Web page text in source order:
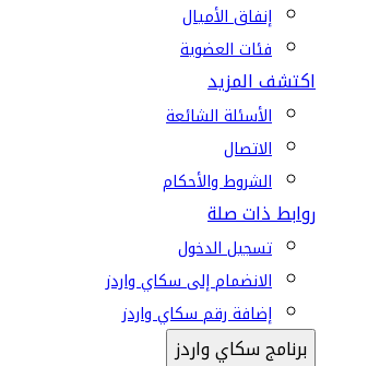
إنفاق الأميال
فئات العضوية
اكتشف المزيد
الأسئلة الشائعة
الاتصال
الشروط والأحكام
روابط ذات صلة
تسجيل الدخول
الانضمام إلى سكاي واردز
إضافة رقم سكاي واردز
برنامج سكاي واردز